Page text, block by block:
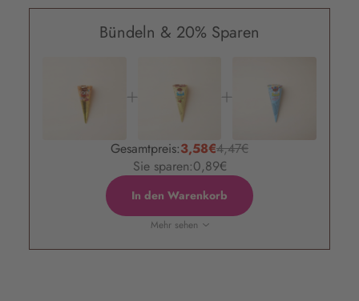
Bündeln & 20% Sparen
Gesamtpreis:3,58€4,47€
Sie sparen:0,89€
In den Warenkorb
Mehr sehen